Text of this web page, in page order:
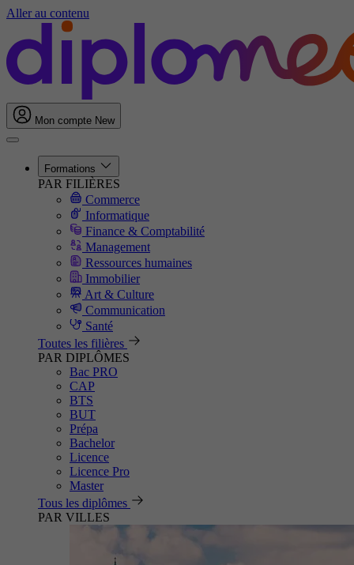
Aller au contenu
Mon compte New
Formations
PAR FILIÈRES
Commerce
Informatique
Finance & Comptabilité
Management
Ressources humaines
Immobilier
Art & Culture
Communication
Santé
Toutes les filières
PAR DIPLÔMES
Bac PRO
CAP
BTS
BUT
Prépa
Bachelor
Licence
Licence Pro
Master
Tous les diplômes
PAR VILLES